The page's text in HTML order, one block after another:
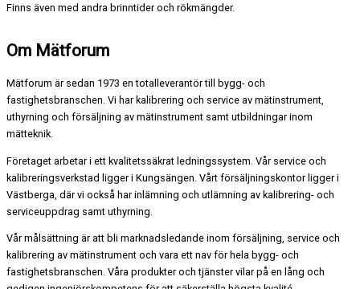
Finns även med andra brinntider och rökmängder.
Om Mätforum
Mätforum är sedan 1973 en totalleverantör till bygg- och
fastighetsbranschen. Vi har kalibrering och service av mätinstrument,
uthyrning och försäljning av mätinstrument samt utbildningar inom
mätteknik.
Företaget arbetar i ett kvalitetssäkrat ledningssystem. Vår service och
kalibreringsverkstad ligger i Kungsängen. Vårt försäljningskontor ligger i
Västberga, där vi också har inlämning och utlämning av kalibrering- och
serviceuppdrag samt uthyrning.
Vår målsättning är att bli marknadsledande inom försäljning, service och
kalibrering av mätinstrument och vara ett nav för hela bygg- och
fastighetsbranschen. Våra produkter och tjänster vilar på en lång och